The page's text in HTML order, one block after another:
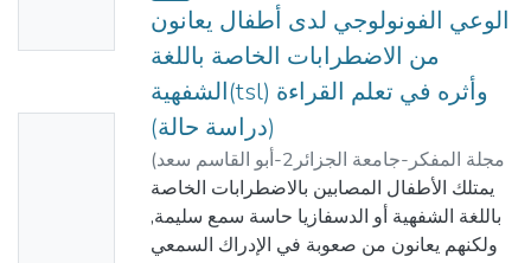
الإشارات الدّالة، والمعاني الموجّهة، والرموز
المتباينة ما بين الوضوح والغموض على
مستويات تختلف باختلاف هدف المرسل ونوعية
الرسالة، وتأويل المتلقى. ما دمنا ننشد التخصص
في بحثنا اخترنا ولوج عالم الصّورة الكاريكاتورية
باعتبارها صورة ثابتة. Image fixé من مجال
واسع وهو السميائيات، لأنّها تدرس حياة
العلامات داخل الحياة الاجتماعية والوقائع
الفكرية وذلك بكشف واستكشاف العلاقات
الوعي الفونولوجي لدى أطفال يعانون
من الاضطرابات الخاصة باللغة
الشفهية(tsl) وأثره في تعلم القراءة
(دراسة حالة)
(مجلة المفكر-جامعة الجزائر2-أبو القاسم سعد
الله-,
2017-05-20 )الغول, ويزة
يمتلك الأطفال المصابين بالاضطرابات الخاصة
باللغة الشفهية أو الدسفازيا حاسة سمع سليمة,
ولكنهم يعانون من صعوبة في الإدراك السمعي